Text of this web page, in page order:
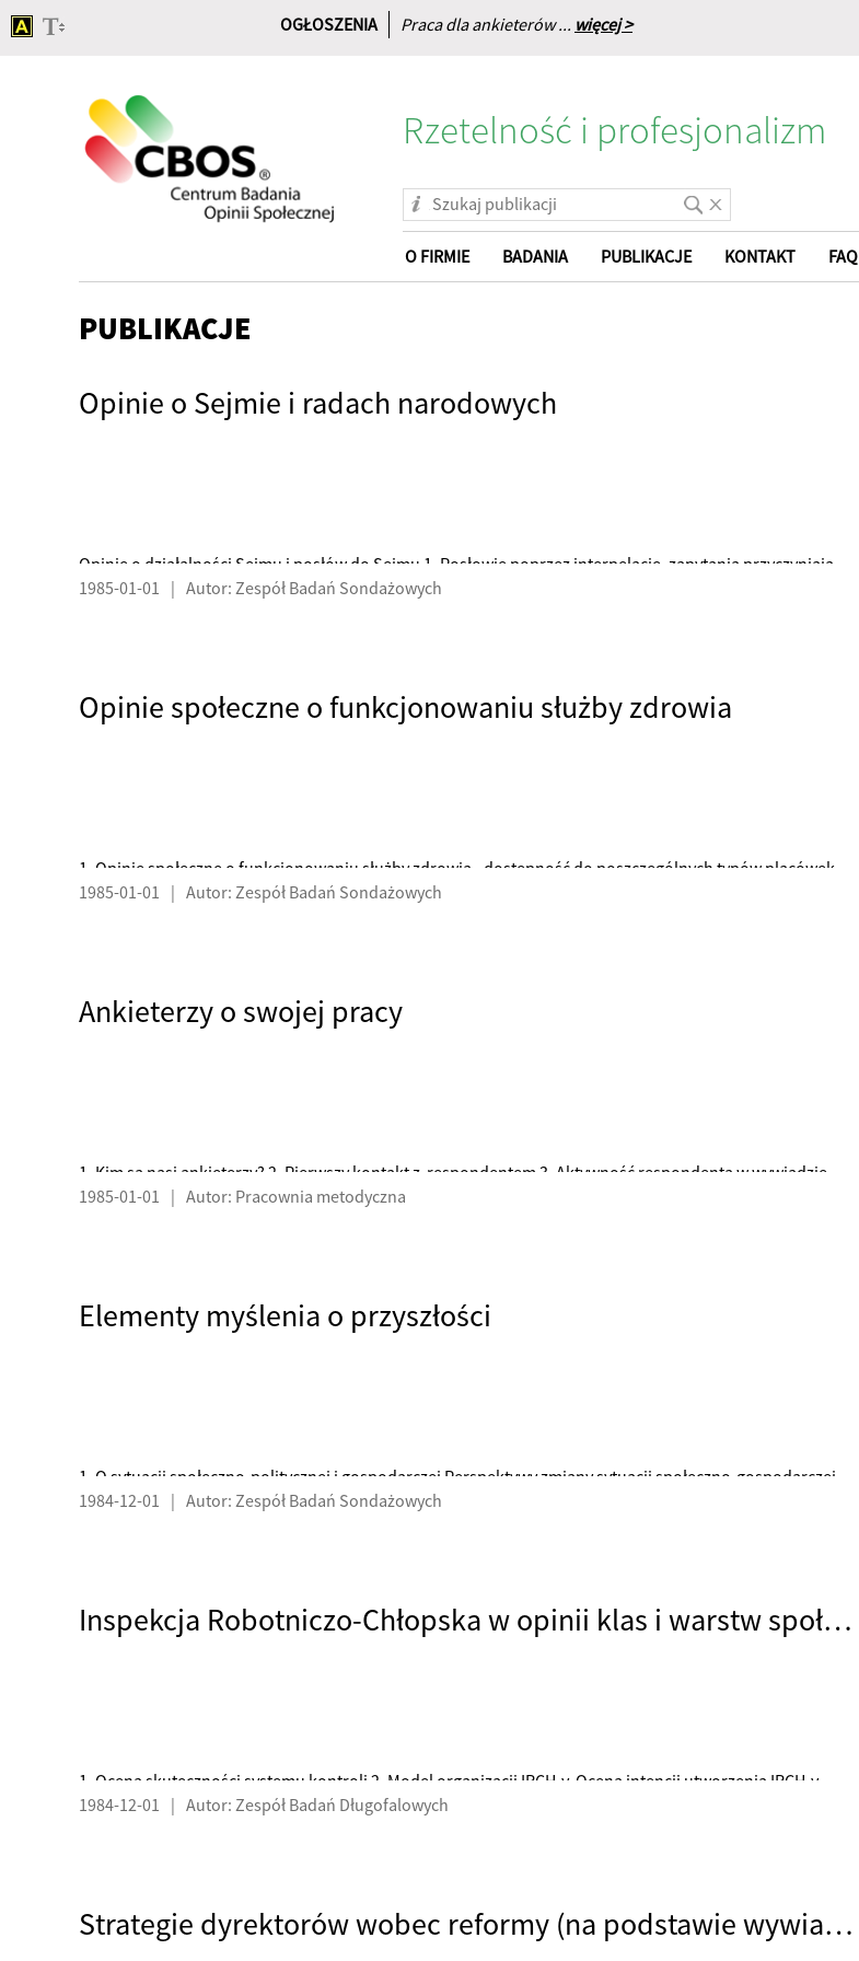
OGŁOSZENIA Praca dla ankieterów ... więcej >
główna
Rzetelność i profesjonalizm
O FIRMIE BADANIA PUBLIKACJE KONTAKT FAQ
PUBLIKACJE
Opinie o Sejmie i radach narodowych
Opinie o działalności Sejmu i posłów do Sejmu 1. Posłowie poprzez interpelacje, zapytania przyczyniają
się do lepszego rozwiązywania spraw obywateli 2. Dla posłów do Sejmu ważniejsze są sprawy prywatne
1985-01-01 | Autor: Zespół Badań Sondażowych
Opinie społeczne o funkcjonowaniu służby zdrowia
1. Opinie społeczne o funkcjonowaniu służby zdrowia - dostępność do poszczególnych typów placówek
służby zdrowia - skuteczność leczenia
1985-01-01 | Autor: Zespół Badań Sondażowych
Ankieterzy o swojej pracy
1. Kim są nasi ankieterzy? 2. Pierwszy kontakt z respondentem 3. Aktywność respondenta w wywiadzie
1985-01-01 | Autor: Pracownia metodyczna
Elementy myślenia o przyszłości
1. O sytuacji społeczno-politycznej i gospodarczej Perspektywy zmiany sytuacji społeczno-gospodarczej
i politycznej kraju w opinii respondentów - tabela
1984-12-01 | Autor: Zespół Badań Sondażowych
Inspekcja Robotniczo-Chłopska w opinii klas i warstw społecznych
1. Ocena skuteczności systemu kontroli 2. Model organizacji IRCH-y. Ocena intencji utworzenia IRCH-y.
1984-12-01 | Autor: Zespół Badań Długofalowych
Strategie dyrektorów wobec reformy (na podstawie wywiadów przeprowadzonych w czerwcu i lipcu 1984 r.)